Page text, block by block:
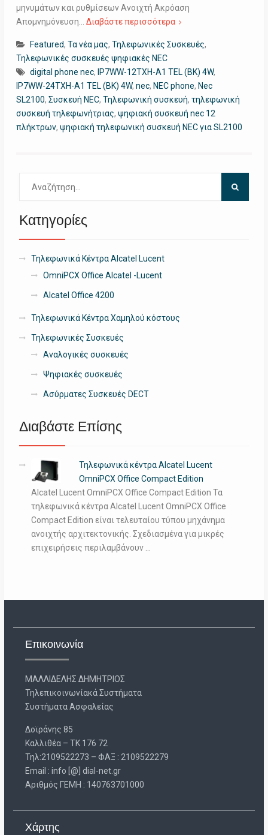
μηνυμάτων και ρυθμίσεων Ανοιχτή Ακρόαση
Απομνημόνευση… Διαβάστε περισσότερα
Featured, Τα νέα μας, Τηλεφωνικές Συσκευές,
Τηλεφωνικές συσκευές ψηφιακές NEC
digital phone nec, IP7WW-12TXH-A1 TEL (BK) 4W,
IP7WW-24TXH-A1 TEL (BK) 4W, nec, NEC phone, Nec
SL2100, Συσκευή NEC, Τηλεφωνική συσκευή, τηλεφωνική
συσκευή τηλεφωνήτριας, ψηφιακή συσκευή nec 12
πλήκτρων, ψηφιακή τηλεφωνική συσκευή NEC για SL2100
για:
Κατηγορίες
Τηλεφωνικά Κέντρα Alcatel Lucent
OmniPCX Office Alcatel -Lucent
Alcatel Office 4200
Τηλεφωνικά Κέντρα Χαμηλού κόστους
Τηλεφωνικές Συσκευές
Αναλογικές συσκευές
Ψηφιακές συσκευές
Ασύρματες Συσκευές DECT
Διαβάστε Επίσης
Τηλεφωνικά κέντρα Alcatel Lucent
OmniPCX Office Compact Edition
Alcatel Lucent OmniPCX Office Compact Edition Τα
τηλεφωνικά κέντρα Alcatel Lucent OmniPCX Office
Compact Edition είναι τελευταίου τύπου μηχάνημα
ανοιχτής αρχιτεκτονικής. Σχεδιασμένα για μικρές
επιχειρήσεις περιλαμβάνουν …
Επικοινωνία
ΜΑΛΛΙΔΕΛΗΣ ΔΗΜΗΤΡΙΟΣ
Τηλεπικοινωνίακά Συστήματα
Συστήματα Ασφαλείας
Δοϊράνης 85
Καλλιθέα – ΤΚ 176 72
Τηλ:2109522273 – ΦΑΞ : 2109522279
Email : info [@] dial-net.gr
Aριθμός ΓΕΜΗ : 140763701000
Χάρτης